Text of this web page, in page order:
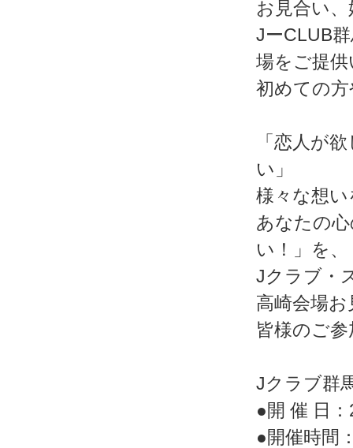
お見合い
JーCLUB
場をご提
初めての
「恋人が
い」
様々な想
あなたの
い！」を、
Jクラブ・
高崎会場
皆様のご
Jクラブ群
●開 催 日
●開催時間